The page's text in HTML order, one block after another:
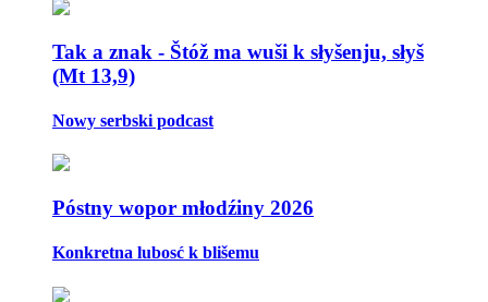
Tak a znak - Štóž ma wuši k słyšenju, słyš
(Mt 13,9)
Nowy serbski podcast
Póstny wopor młodźiny 2026
Konkretna lubosć k blišemu